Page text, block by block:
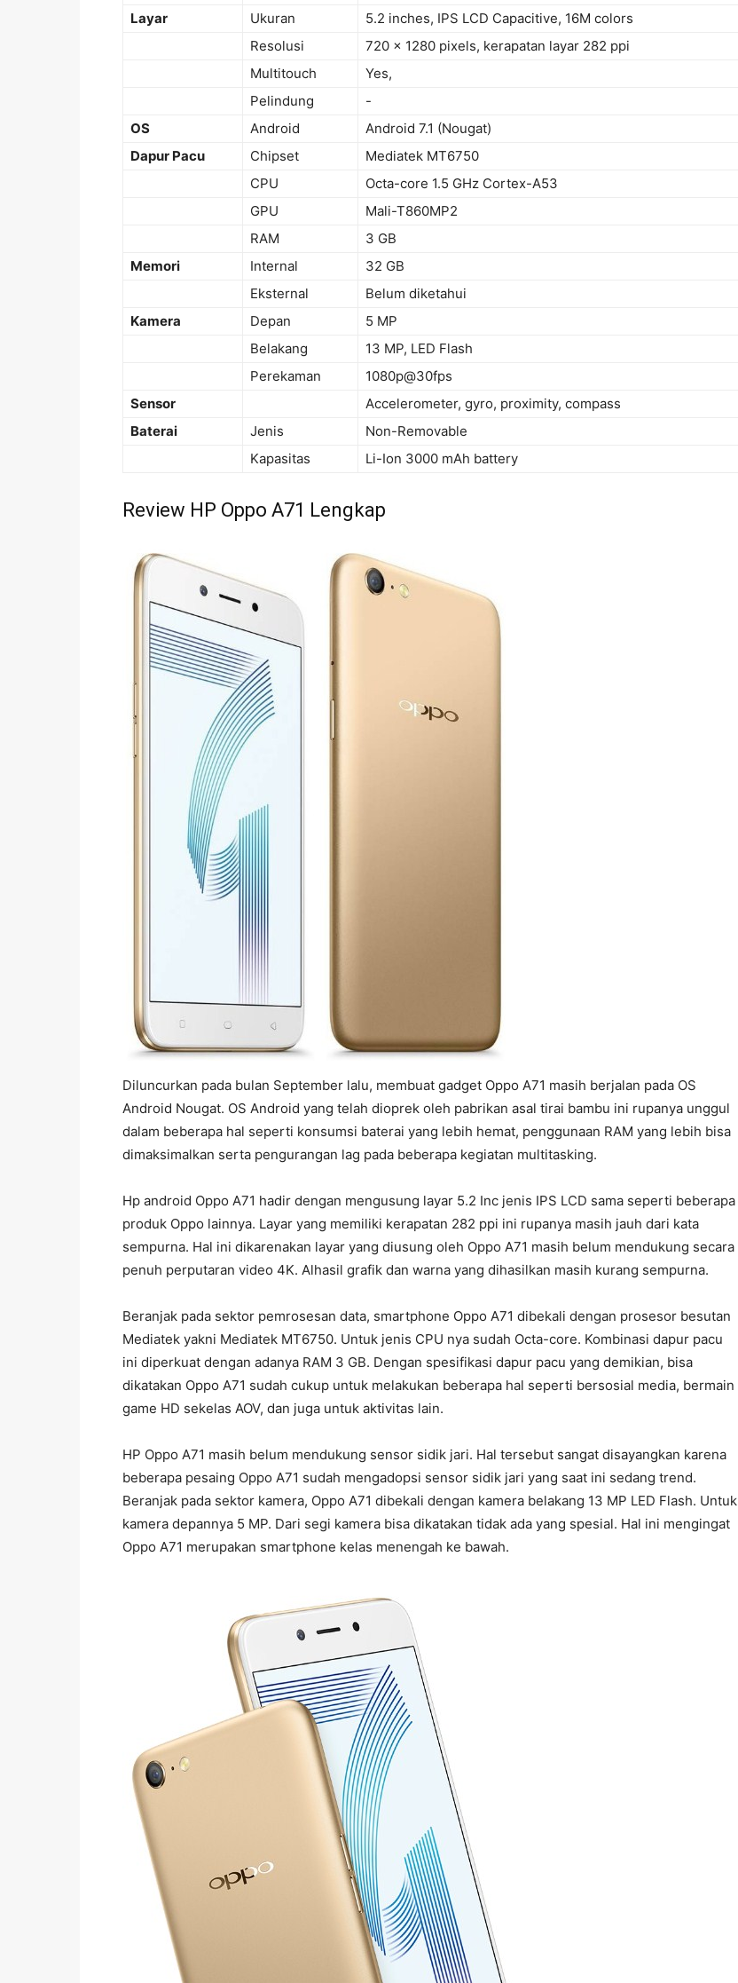
Layar
Ukuran
5.2 inches, IPS LCD Capacitive, 16M colors
Resolusi
720 x 1280 pixels, kerapatan layar 282 ppi
Multitouch
Yes,
Pelindung
-
OS
Android
Android 7.1 (Nougat)
Dapur Pacu
Chipset
Mediatek MT6750
CPU
Octa-core 1.5 GHz Cortex-A53
GPU
Mali-T860MP2
RAM
3 GB
Memori
Internal
32 GB
Eksternal
Belum diketahui
Kamera
Depan
5 MP
Belakang
13 MP, LED Flash
Perekaman
1080p@30fps
Sensor
Accelerometer, gyro, proximity, compass
Baterai
Jenis
Non-Removable
Kapasitas
Li-Ion 3000 mAh battery
Review HP Oppo A71 Lengkap
Diluncurkan pada bulan September lalu, membuat gadget Oppo A71 masih berjalan pada OS
Android Nougat. OS Android yang telah dioprek oleh pabrikan asal tirai bambu ini rupanya unggul
dalam beberapa hal seperti konsumsi baterai yang lebih hemat, penggunaan RAM yang lebih bisa
dimaksimalkan serta pengurangan lag pada beberapa kegiatan multitasking.
Hp android Oppo A71 hadir dengan mengusung layar 5.2 Inc jenis IPS LCD sama seperti beberapa
produk Oppo lainnya. Layar yang memiliki kerapatan 282 ppi ini rupanya masih jauh dari kata
sempurna. Hal ini dikarenakan layar yang diusung oleh Oppo A71 masih belum mendukung secara
penuh perputaran video 4K. Alhasil grafik dan warna yang dihasilkan masih kurang sempurna.
Beranjak pada sektor pemrosesan data, smartphone Oppo A71 dibekali dengan prosesor besutan
Mediatek yakni Mediatek MT6750. Untuk jenis CPU nya sudah Octa-core. Kombinasi dapur pacu
ini diperkuat dengan adanya RAM 3 GB. Dengan spesifikasi dapur pacu yang demikian, bisa
dikatakan Oppo A71 sudah cukup untuk melakukan beberapa hal seperti bersosial media, bermain
game HD sekelas AOV, dan juga untuk aktivitas lain.
HP Oppo A71 masih belum mendukung sensor sidik jari. Hal tersebut sangat disayangkan karena
beberapa pesaing Oppo A71 sudah mengadopsi sensor sidik jari yang saat ini sedang trend.
Beranjak pada sektor kamera, Oppo A71 dibekali dengan kamera belakang 13 MP LED Flash. Untuk
kamera depannya 5 MP. Dari segi kamera bisa dikatakan tidak ada yang spesial. Hal ini mengingat
Oppo A71 merupakan smartphone kelas menengah ke bawah.